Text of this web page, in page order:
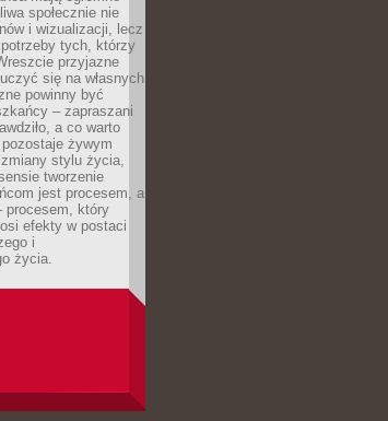
społecznie nie
i wizualizacji, lecz
tych, którzy
przyjazne
się na własnych
powinny być
– zapraszani
a co warto
żywym
stylu życia,
tworzenie
jest procesem, a
procesem, który
efekty w postaci
i
życia.